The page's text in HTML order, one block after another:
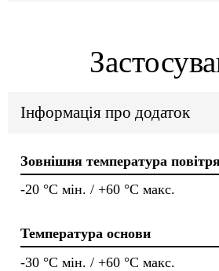
Інформація про додаток
Зовнішня температура
-20 °C мін. / +60 °C макс.
Температура основи
-30 °C мін. / +60 °C макс.